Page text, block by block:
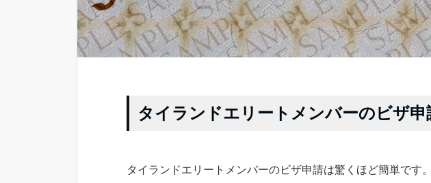
タイランドエリートメンバーのビザ申
タイランドエリートメンバーのビザ申請は驚くほど簡単です。